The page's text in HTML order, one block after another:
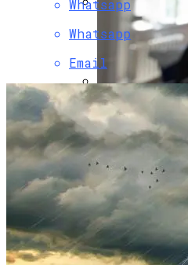
Коронавирус
Смертоноснее
В Днепре
Отравление
Whatsapp
Whatsapp
Email